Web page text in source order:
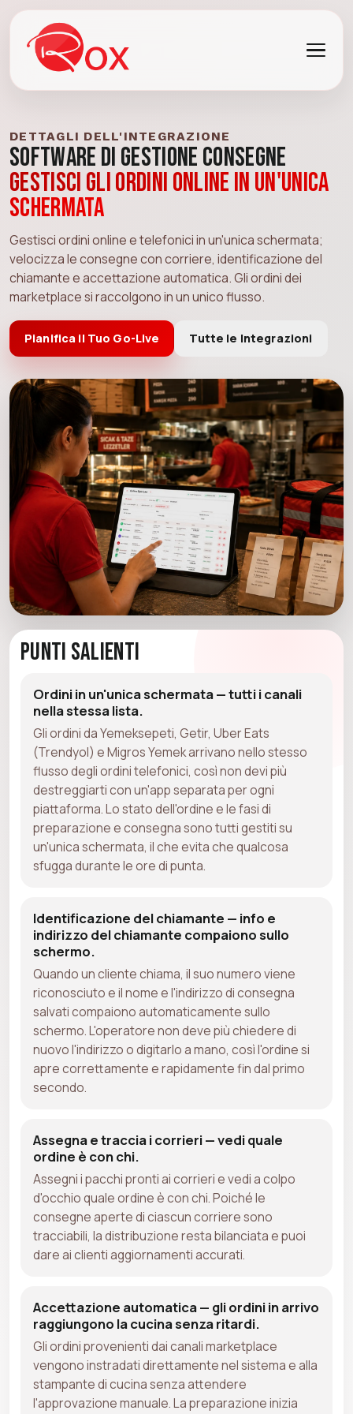
DETTAGLI DELL'INTEGRAZIONE
Software di Gestione Consegne
Gestisci gli ordini online in un'unica
schermata
Gestisci ordini online e telefonici in un'unica schermata;
velocizza le consegne con corriere, identificazione del
chiamante e accettazione automatica. Gli ordini dei
marketplace si raccolgono in un unico flusso.
Pianifica il Tuo Go-Live Tutte le Integrazioni
Punti Salienti
Ordini in un'unica schermata — tutti i canali
nella stessa lista.
Gli ordini da Yemeksepeti, Getir, Uber Eats
(Trendyol) e Migros Yemek arrivano nello stesso
flusso degli ordini telefonici, così non devi più
destreggiarti con un'app separata per ogni
piattaforma. Lo stato dell'ordine e le fasi di
preparazione e consegna sono tutti gestiti su
un'unica schermata, il che evita che qualcosa
sfugga durante le ore di punta.
Identificazione del chiamante — info e
indirizzo del chiamante compaiono sullo
schermo.
Quando un cliente chiama, il suo numero viene
riconosciuto e il nome e l'indirizzo di consegna
salvati compaiono automaticamente sullo
schermo. L'operatore non deve più chiedere di
nuovo l'indirizzo o digitarlo a mano, così l'ordine si
apre correttamente e rapidamente fin dal primo
secondo.
Assegna e traccia i corrieri — vedi quale
ordine è con chi.
Assegni i pacchi pronti ai corrieri e vedi a colpo
d'occhio quale ordine è con chi. Poiché le
consegne aperte di ciascun corriere sono
tracciabili, la distribuzione resta bilanciata e puoi
dare ai clienti aggiornamenti accurati.
Accettazione automatica — gli ordini in arrivo
raggiungono la cucina senza ritardi.
Gli ordini provenienti dai canali marketplace
vengono instradati direttamente nel sistema e alla
stampante di cucina senza attendere
l'approvazione manuale. La preparazione inizia